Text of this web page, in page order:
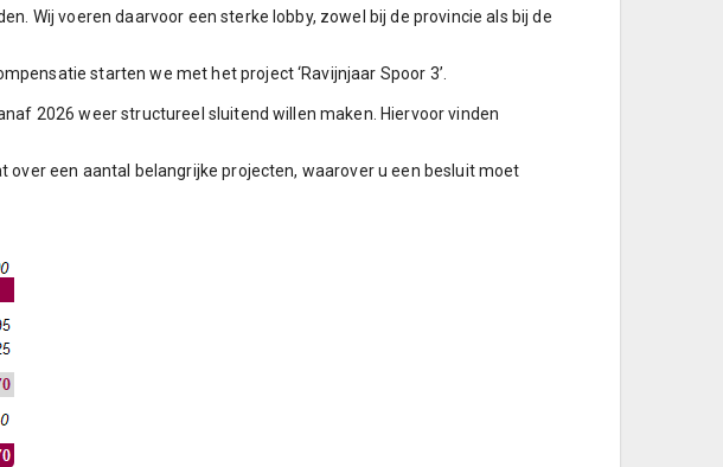
Wij voeren daarvoor een sterke lobby, zowel bij de provincie als bij de
starten we met het project ‘Ravijnjaar Spoor 3’.
2026 weer structureel sluitend willen maken. Hiervoor vinden
over een aantal belangrijke projecten, waarover u een besluit moet